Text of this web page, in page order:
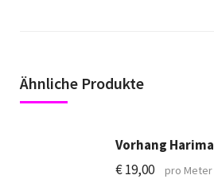
Ähnliche Produkte
Vorhang Harima
€19,00 pro Meter